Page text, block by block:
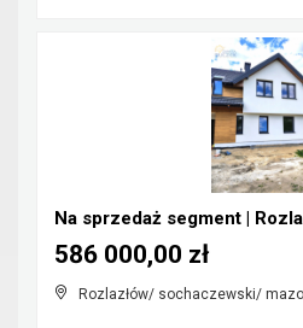
Na sprzedaż segment |
Rozlazłów/ sochaczewski/
586 000,00 zł